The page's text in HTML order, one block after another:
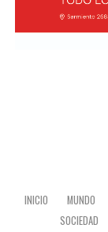
INICIO MUNDO
SOCIEDAD